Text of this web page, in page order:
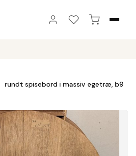
rundt spisebord i massiv egetræ, b9